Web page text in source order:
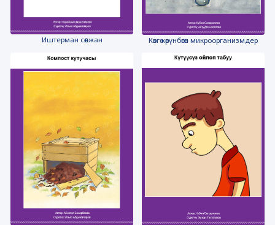
Иштерман сөөлжан Көзгө көрүнбөгөн микроорганизмдер